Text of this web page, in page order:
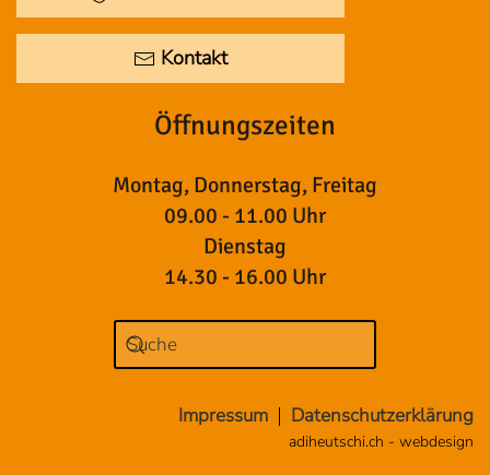
Kontakt
Öffnungszeiten
Montag, Donnerstag, Freitag
09.00 - 11.00 Uhr
Dienstag
14.30 - 16.00 Uhr
Impressum Datenschutzerklärung
adiheutschi.ch - webdesign